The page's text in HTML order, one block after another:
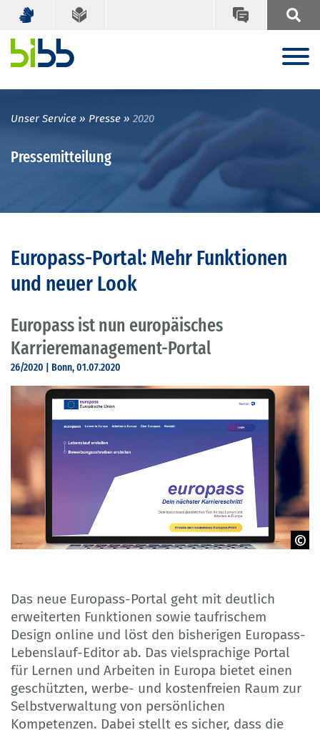
Unser Service Presse 2020
Pressemitteilung
Europass-Portal: Mehr Funktionen
und neuer Look
Europass ist nun europäisches
Karrieremanagement-Portal
26/2020 | Bonn, 01.07.2020
Das neue Europass-Portal geht mit deutlich
erweiterten Funktionen sowie taufrischem
Design online und löst den bisherigen Europass-
Lebenslauf-Editor ab. Das vielsprachige Portal
für Lernen und Arbeiten in Europa bietet einen
geschützten, werbe- und kostenfreien Raum zur
Selbstverwaltung von persönlichen
Kompetenzen. Dabei stellt es sicher, dass die